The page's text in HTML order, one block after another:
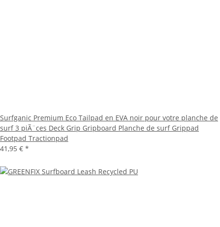
Surfganic Premium Eco Tailpad en EVA noir pour votre planche de
surf 3 piÃ¨ces Deck Grip Gripboard Planche de surf Grippad
Footpad Tractionpad
41,95 € *